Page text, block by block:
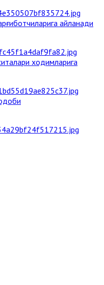
айланади
ходимларига